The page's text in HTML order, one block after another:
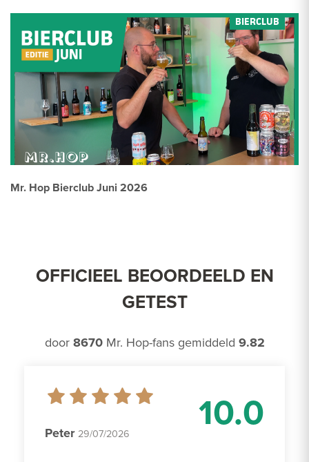
Mr. Hop Bierclub Juni 2026
OFFICIEEL BEOORDEELD EN
GETEST
door 8670Mr. Hop-fans gemiddeld 9.82
10.0
Peter 29/07/2026